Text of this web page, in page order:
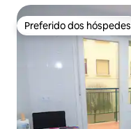
Preferido dos hóspedes
Preferido dos hóspedes